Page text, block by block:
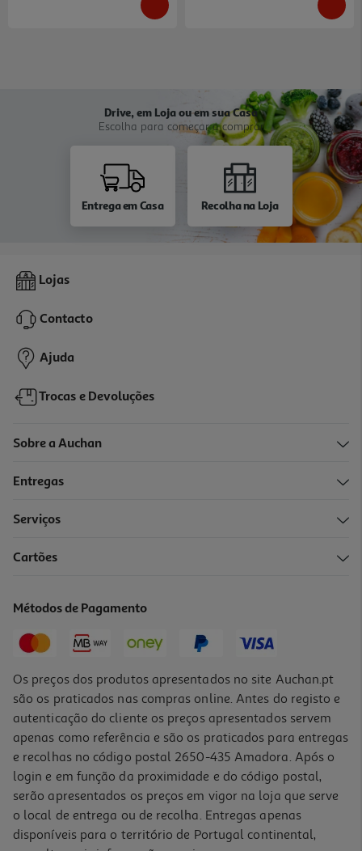
Drive, em Loja ou em sua Casa
Escolha para começar a comprar
Entrega em Casa Recolha na Loja
Lojas
Contacto
Ajuda
Trocas e Devoluções
Sobre a Auchan
Entregas
Serviços
Cartões
Métodos de Pagamento
Os preços dos produtos apresentados no site Auchan.pt
são os praticados nas compras online. Antes do registo e
autenticação do cliente os preços apresentados servem
apenas como referência e são os praticados para entregas
e recolhas no código postal 2650-435 Amadora. Após o
login e em função da proximidade e do código postal,
serão apresentados os preços em vigor na loja que serve
o local de entrega ou de recolha. Entregas apenas
disponíveis para o território de Portugal continental,